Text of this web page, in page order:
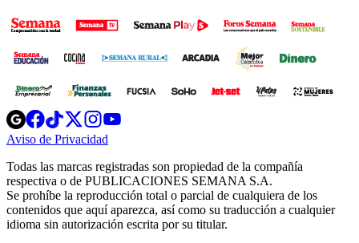
Opens
in
new
Opens
in
new
Opens
in
new
window
Opens
new
windowwindow
Aviso de Privacidad
new
window
Todas las marcas registradas son propiedad de la compañía
respectiva o de PUBLICACIONES SEMANA S.A.
Se prohíbe la reproducción total o parcial de cualquiera de los
contenidos que aquí aparezca, así como su traducción a cualquier
idioma sin autorización escrita por su titular.